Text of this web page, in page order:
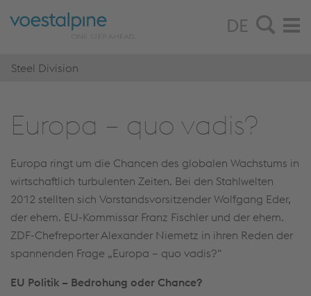
DE
Steel Division
Eu­ro­pa – quo vadis?
Europa ringt um die Chancen des globalen Wachstums in
wirtschaftlich turbulenten Zeiten. Bei den Stahlwelten
2012 stellten sich Vorstandsvorsitzender Wolfgang Eder,
der ehem. EU-Kommissar Franz Fischler und der ehem.
ZDF-Chefreporter Alexander Niemetz in ihren Reden der
spannenden Frage „Europa – quo vadis?“
EU Politik – Bedrohung oder Chance?